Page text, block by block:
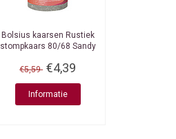
Bolsius kaarsen Rustiek
stompkaars 80/68 Sandy
€5,59 €4,39
Informatie